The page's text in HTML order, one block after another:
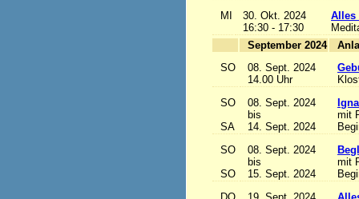
MI
30. Okt. 2024
16:30 - 17:30
Alles
September 2024
SO
08. Sept. 2024
14.00 Uhr
SO
SA
08. Sept. 2024
bis
14. Sept. 2024
mit
SO
SO
08. Sept. 2024
bis
15. Sept. 2024
mit